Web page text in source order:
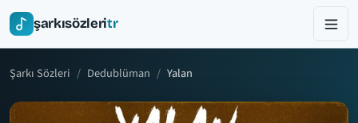
şarkısözleritr
Şarkı Sözleri Dedublüman Yalan